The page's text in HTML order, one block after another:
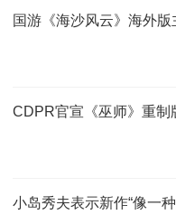
国游《海沙风云》海外
CDPR官宣《巫师》重制
小岛秀夫表示新作“像一